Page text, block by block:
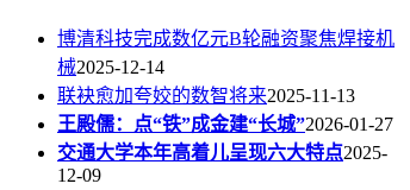
博清科技完成数亿元B轮融资聚焦焊接机
械2025-12-14
联袂愈加夸姣的数智将来2025-11-13
王殿儒：点“铁”成金建“长城”2026-01-27
交通大学本年高着儿呈现六大特点2025-
12-09